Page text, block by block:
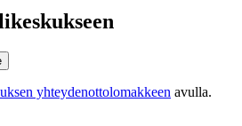
yhteydenottolomakkeen avulla.